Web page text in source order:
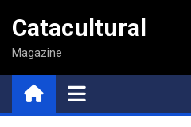
contenido
Catacultural
Magazine